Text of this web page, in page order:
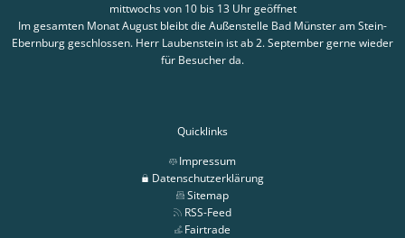
mittwochs von 10 bis 13 Uhr geöffnet
Im gesamten Monat August bleibt die Außenstelle Bad Münster am Stein-
Ebernburg geschlossen. Herr Laubenstein ist ab 2. September gerne wieder
für Besucher da.
Quicklinks
Impressum
Datenschutzerklärung
Sitemap
RSS-Feed
Fairtrade